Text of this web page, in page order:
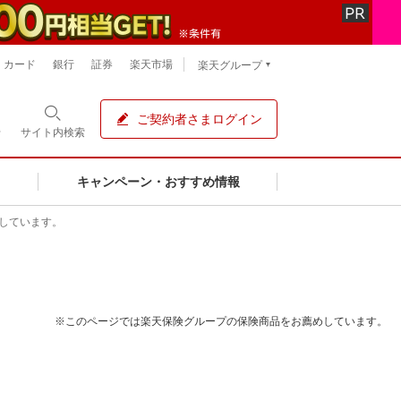
サイト内検索
ご契約者さまログイン
キャンペーン・おすすめ情報
カード 銀行 証券 楽天市場 楽天グループ
ています。
※このページでは楽天保険グループの保険商品をお薦めしています。